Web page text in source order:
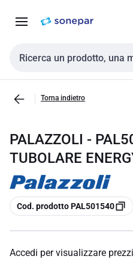
navigazione alla
Cerca input
Torna indietro
PALAZZOLI -
TUBOLARE
copia
Cod. prodotto PAL501540
Accedi per visualizzare